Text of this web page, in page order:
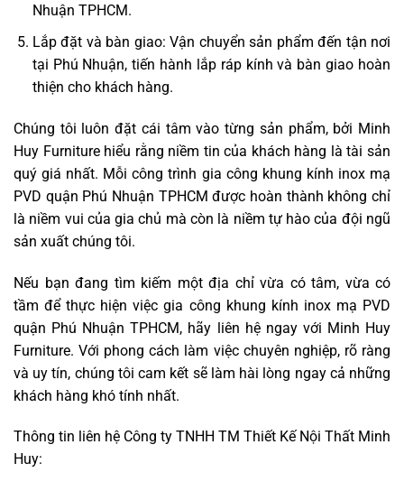
Nhuận TPHCM.
Lắp đặt và bàn giao: Vận chuyển sản phẩm đến tận nơi
tại Phú Nhuận, tiến hành lắp ráp kính và bàn giao hoàn
thiện cho khách hàng.
Chúng tôi luôn đặt cái tâm vào từng sản phẩm, bởi Minh
Huy Furniture hiểu rằng niềm tin của khách hàng là tài sản
quý giá nhất. Mỗi công trình gia công khung kính inox mạ
PVD quận Phú Nhuận TPHCM được hoàn thành không chỉ
là niềm vui của gia chủ mà còn là niềm tự hào của đội ngũ
sản xuất chúng tôi.
Nếu bạn đang tìm kiếm một địa chỉ vừa có tâm, vừa có
tầm để thực hiện việc gia công khung kính inox mạ PVD
quận Phú Nhuận TPHCM, hãy liên hệ ngay với Minh Huy
Furniture. Với phong cách làm việc chuyên nghiệp, rõ ràng
và uy tín, chúng tôi cam kết sẽ làm hài lòng ngay cả những
khách hàng khó tính nhất.
Thông tin liên hệ Công ty TNHH TM Thiết Kế Nội Thất Minh
Huy: